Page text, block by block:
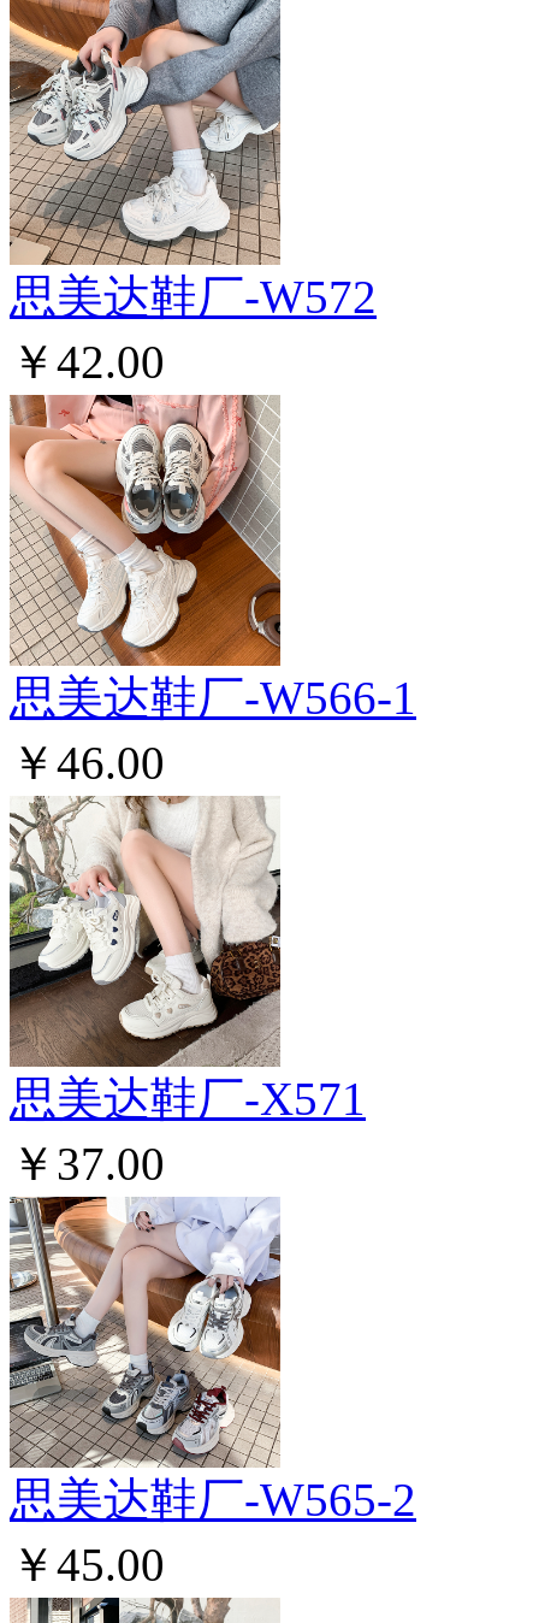
思美达鞋厂-W572
￥42.00
思美达鞋厂-W566-1
￥46.00
思美达鞋厂-X571
￥37.00
思美达鞋厂-W565-2
￥45.00